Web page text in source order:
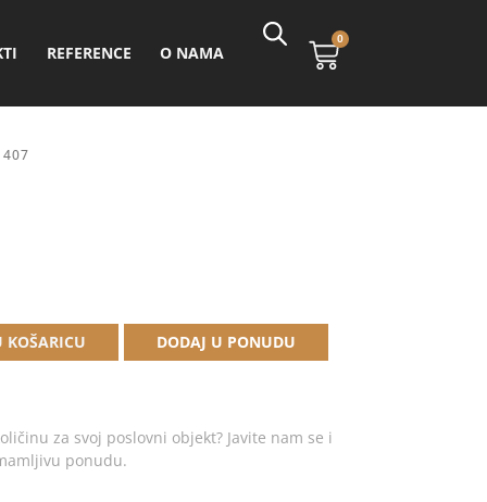
REFERENCE O NAMA
0
KOŠARICU DODAJ U PONUDU
za svoj poslovni objekt? Javite nam se i
ponudu.